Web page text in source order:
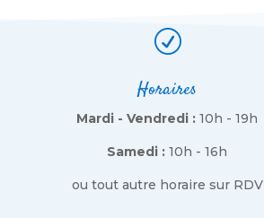
R
Horaires
Mardi - Vendredi :10h - 19h
Samedi :10h - 16h
ou tout autre horaire sur RDV